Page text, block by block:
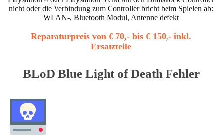
nicht oder die Verbindung zum Controller bricht beim Spielen ab:
WLAN-, Bluetooth Modul, Antenne defekt
Reparaturpreis von € 70,- bis € 150,- inkl.
Ersatzteile
BLoD Blue Light of Death Fehler